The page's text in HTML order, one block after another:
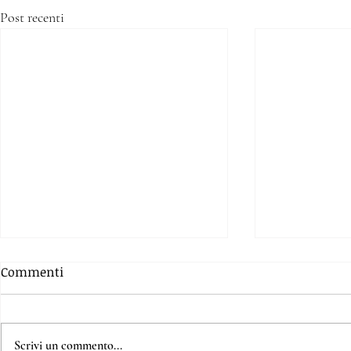
Post recenti
Commenti
Scrivi un commento...